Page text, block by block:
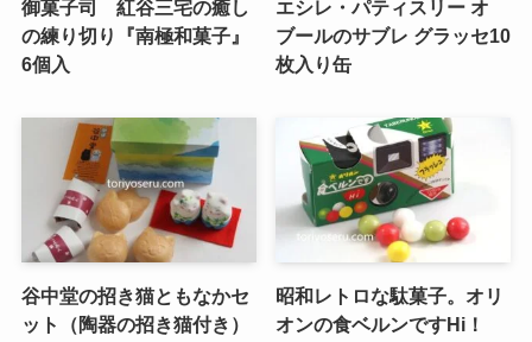
御菓子司 紅谷三宅の癒し
の練り切り『南極和菓子』
6個入
エシレ・パティスリー オ
ブールのサブレ グラッセ10
枚入り缶
谷中堂の招き猫ともなかセ
ット（陶器の招き猫付き）
昭和レトロな駄菓子。オリ
オンの食ベルンですHi！